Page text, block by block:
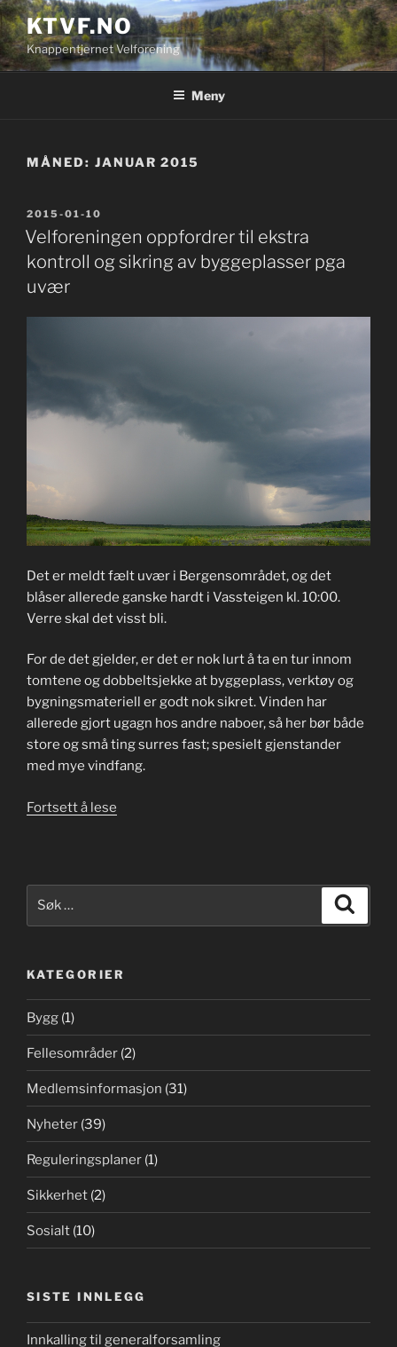
Gå
til
innhold
KTVF.NO
Knappentjernet Velforening
Meny
MÅNED: JANUAR 2015
PUBLISERT
2015-01-10
Velforeningen oppfordrer til ekstra
kontroll og sikring av byggeplasser pga
uvær
Det er meldt fælt uvær i Bergensområdet, og det
blåser allerede ganske hardt i Vassteigen kl. 10:00.
Verre skal det visst bli.
For de det gjelder, er det er nok lurt å ta en tur innom
tomtene og dobbeltsjekke at byggeplass, verktøy og
bygningsmateriell er godt nok sikret. Vinden har
allerede gjort ugagn hos andre naboer, så her bør både
store og små ting surres fast; spesielt gjenstander
med mye vindfang.
Fortsett å lese
byggeplasser
pga
KATEGORIER
Bygg (1)
Fellesområder (2)
Medlemsinformasjon (31)
Nyheter (39)
Reguleringsplaner (1)
Sikkerhet (2)
Sosialt (10)
SISTE INNLEGG
Innkalling til generalforsamling